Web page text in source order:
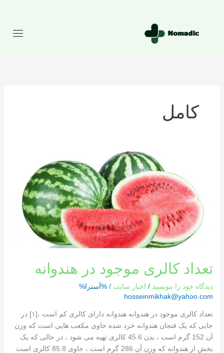
کامل
تعداد کالری موجود در هندوانه
دیدگاه‌ خود را بنویسید / اخبار سایت / %آسترا%
hosseinmikhak@yahoo.com
تعداد کالری موجود در هندوانه هندوانه دارای کالری کم است ،[١] در
جایی که یک فنجان هندوانه خرد شده حاوی مکعب هایی است که وزن
آن 152 گرم است ، بدن 45.6 کالری تهیه می شود ، در حالی که یک
بخش از هندوانه که وزن آن 286 گرم است ، حاوی 85.8 کالری است
هندوانه